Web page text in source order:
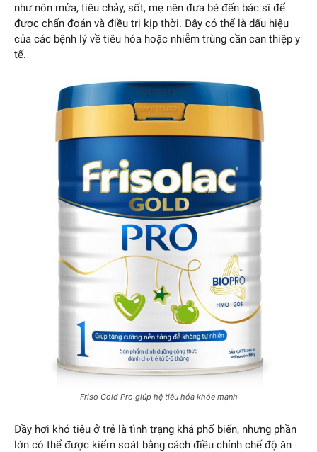
như nôn mửa, tiêu chảy, sốt, mẹ nên đưa bé đến bác sĩ để
được chẩn đoán và điều trị kịp thời. Đây có thể là dấu hiệu
của các bệnh lý về tiêu hóa hoặc nhiễm trùng cần can thiệp y
tế.
Friso Gold Pro giúp hệ tiêu hóa khỏe mạnh
Đầy hơi khó tiêu ở trẻ là tình trạng khá phổ biến, nhưng phần
lớn có thể được kiểm soát bằng cách điều chỉnh chế độ ăn